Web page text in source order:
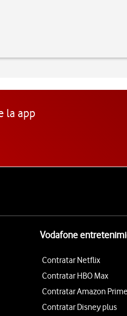
la app
Vodafone
Contratar Netflix
Contratar HBO Max
Contratar Amazon Prime
Contratar Disney plus